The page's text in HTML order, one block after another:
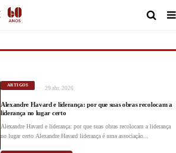
ARTIGOS 29 abr. 2026
Alexandre Havard e liderança: por que suas obras recolocam a
liderança no lugar certo
Alexandre Havard e liderança: por que suas obras recolocam a liderança
no lugar certo Alexandre Havard liderança é uma associação...